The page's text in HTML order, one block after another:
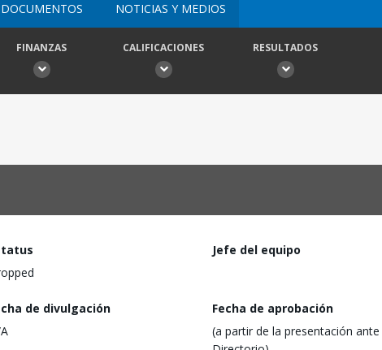
DOCUMENTOS NOTICIAS Y MEDIOS
FINANZAS CALIFICACIONES RESULTADOS
Jefe del equipo
de divulgación
Fecha de aprobación
(a partir de la presentación ante